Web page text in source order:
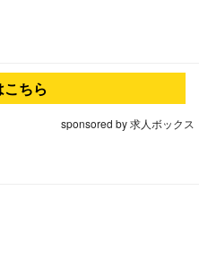
ちら
sponsored by 求人ボックス